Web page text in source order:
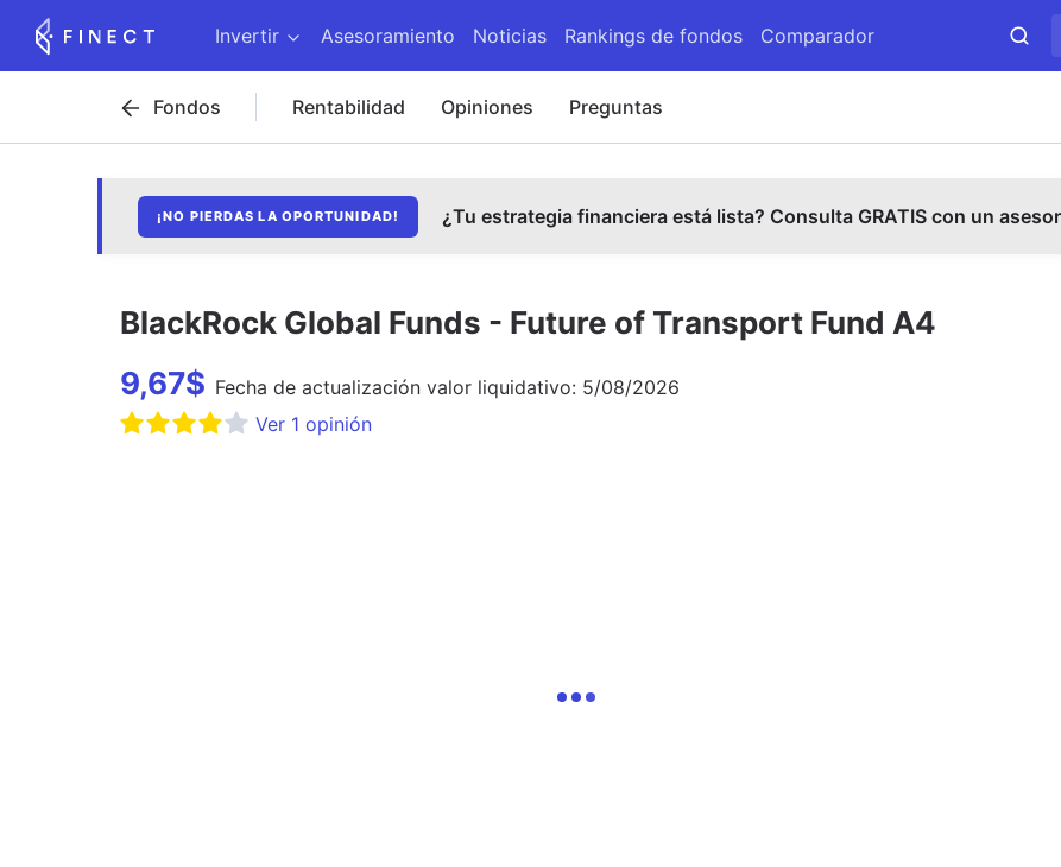
Invertir Asesoramiento Noticias Rankings de fondos Comparador
Fondos Rentabilidad Opiniones Preguntas
¡NO PIERDAS LA OPORTUNIDAD! ¿Tu estrategia financiera está lista? Consulta GRATIS con un
BlackRock Global Funds - Future of Transport Fund A4
9,67$ Fecha de actualización valor liquidativo: 5/08/2026
Ver 1 opinión